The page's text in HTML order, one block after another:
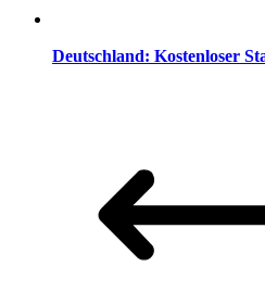
Deutschland: Kostenloser